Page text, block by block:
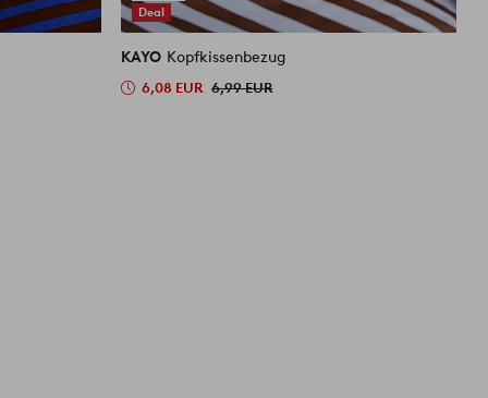
Deal
KAYO Kopfkissenbezug
6,08 EUR 6,99 EUR